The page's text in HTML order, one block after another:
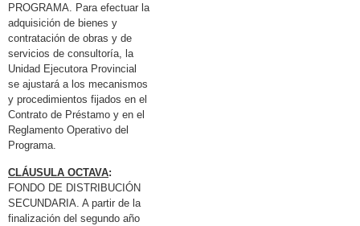
PROGRAMA. Para efectuar la
adquisición de bienes y
contratación de obras y de
servicios de consultoría, la
Unidad Ejecutora Provincial
se ajustará a los mecanismos
y procedimientos fijados en el
Contrato de Préstamo y en el
Reglamento Operativo del
Programa.
CLÁUSULA OCTAVA:
FONDO DE DISTRIBUCIÓN
SECUNDARIA. A partir de la
finalización del segundo año